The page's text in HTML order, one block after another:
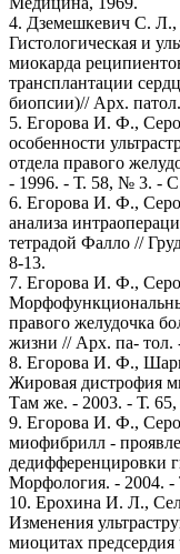
4. Дземешкевич С.
Гистологическая и
миокарда
трансплантации
биопсии)// Арх.
5. Егорова И. Ф.,
особенности
отдела правого
- 1996. - Т. 58, № 3. -
6. Егорова И. Ф.,
анализа
тетрадой Фалло //
8-13.
7. Егорова И. Ф.,
правого желудочка
жизни // Арх. па-
8. Егорова И. Ф.,
Жировая дистрофия
Там же. - 2003. - Т.
9. Егорова И. Ф.,
миофибрилл -
дедифференцировки
Морфология. - 2004.
10. Ерохина И. Л.,
Изменения
миоцитах